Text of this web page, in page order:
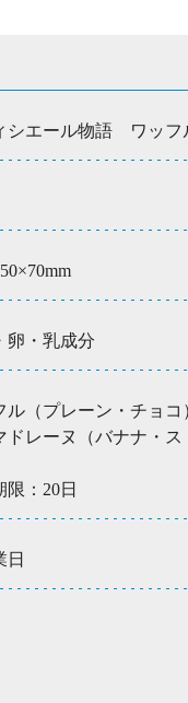
シエール物語 ワッフ
卵・乳成分
ル（プレーン・チョコ
ドレーヌ（バナナ・
限：20日
日